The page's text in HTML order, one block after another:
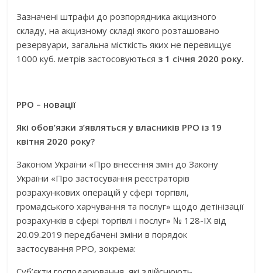
Зазначені штрафи до розпорядника акцизного
складу, на акцизному складі якого розташовано
резервуари, загальна місткість яких не перевищує
1000 куб. метрів застосовуються з 1 січня 2020 року.
РРО – новації
Які обов’язки з’являться у власників РРО із 19
квітня 2020 року?
Законом України «Про внесення змін до Закону
України «Про застосування реєстраторів
розрахункових операцій у сфері торгівлі,
громадського харчування та послуг» щодо детінізації
розрахунків в сфері торгівлі і послуг» № 128-IX від
20.09.2019 передбачені зміни в порядок
застосування РРО, зокрема: